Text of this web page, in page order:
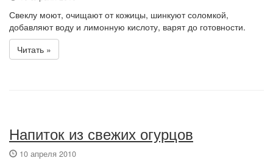
Свеклу моют, очищают от кожицы, шинкуют соломкой,
добавляют воду и лимонную кислоту, варят до готовности.
Читать »
Напиток из свежих огурцов
10 апреля 2010